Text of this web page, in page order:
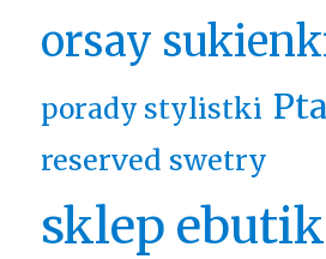
orsay
porady stylistki
reserved swetry
sklep